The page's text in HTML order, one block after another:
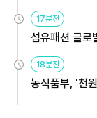
용해야
17분전
섬유패션 글
원
18분전
농식품부, '천